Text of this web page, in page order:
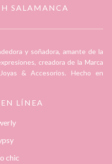
SALAMANCA
y soñadora, amante de la
creadora de la Marca
& Accesorios. Hecho en
LÍNEA
chic